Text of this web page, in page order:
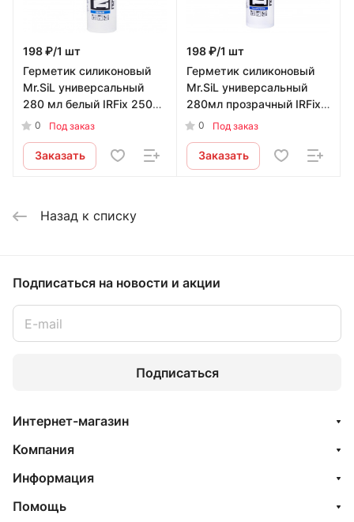
198 ₽/1 шт
Герметик силиконовый
Mr.SiL универсальный
280 мл белый IRFix 25001
- купить в Краснодаре
0 Под заказ
Заказать
198 ₽/1 шт
Герметик силиконовый
Mr.SiL универсальный
280мл прозрачный IRFix
25002 - купить в
0 Под заказ
Заказать
Назад к списку
Подписаться на новости и акции
Подписаться
Интернет-магазин
Компания
Информация
Помощь